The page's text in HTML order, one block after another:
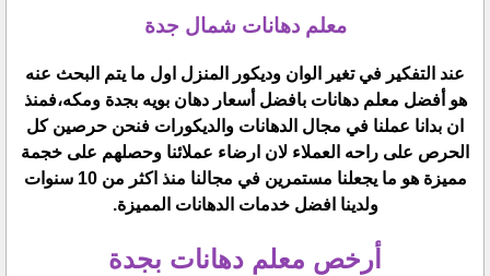
معلم دهانات شمال جدة
عند التفكير في تغير الوان وديكور المنزل اول ما يتم البحث عنه
هو أفضل معلم دهانات بافضل أسعار دهان بويه بجدة ومكه،فمنذ
ان بدانا عملنا في مجال الدهانات والديكورات فنحن حرصين كل
الحرص على راحه العملاء لان ارضاء عملائنا وحصلهم على خجمة
مميزة هو ما يجعلنا مستمرين في مجالنا منذ اكثر من 10 سنوات
ولدينا افضل خدمات الدهانات المميزة.
أرخص معلم دهانات بجدة